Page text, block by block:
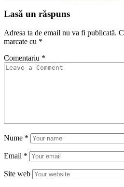
Lasă un răspuns
Adresa ta de email nu va fi publicată.
marcate cu *
Comentariu *
Nume *
Email *
Site web